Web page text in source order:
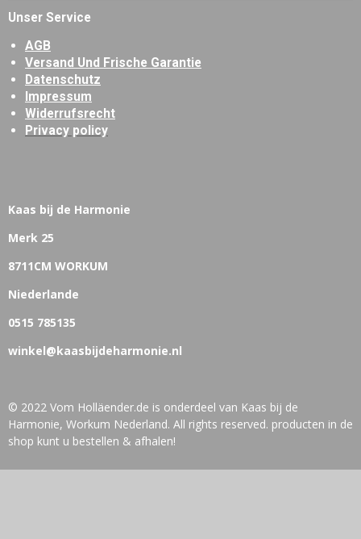
Unser Service
AGB
Versand Und Frische Garantie
Datenschutz
Impressum
Widerrufsrecht
Privacy policy
Kaas bij de Harmonie
Merk 25
8711CM WORKUM
Niederlande
0515 785135
winkel@kaasbijdeharmonie.nl
© 2022 Vom Holläender.de is onderdeel van Kaas bij de
Harmonie, Workum Nederland. All rights reserved. producten in de
shop kunt u bestellen & afhalen!